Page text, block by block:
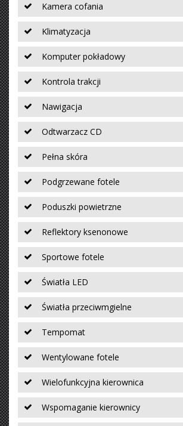
Kamera cofania
Klimatyzacja
Komputer pokładowy
Kontrola trakcji
Nawigacja
Odtwarzacz CD
Pełna skóra
Podgrzewane fotele
Poduszki powietrzne
Reflektory ksenonowe
Sportowe fotele
Światła LED
Światła przeciwmgielne
Tempomat
Wentylowane fotele
Wielofunkcyjna kierownica
Wspomaganie kierownicy